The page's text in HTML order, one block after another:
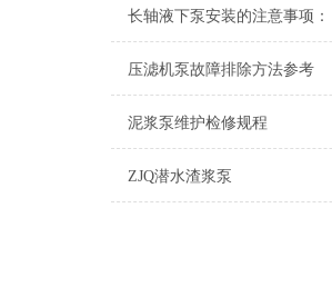
长轴液下泵安装的注意事项：
压滤机泵故障排除方法参考
泥浆泵维护检修规程
ZJQ潜水渣浆泵